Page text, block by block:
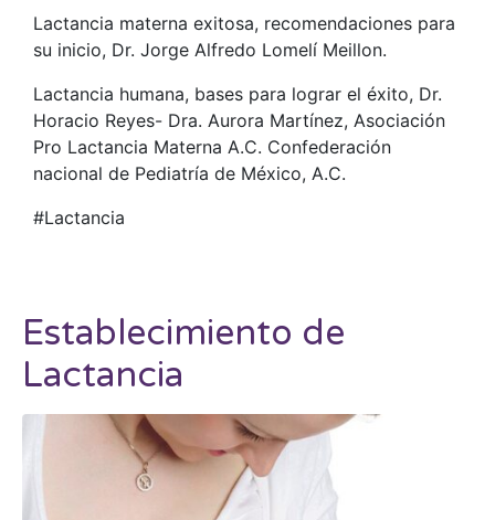
Lactancia materna exitosa, recomendaciones para
su inicio, Dr. Jorge Alfredo Lomelí Meillon.
Lactancia humana, bases para lograr el éxito, Dr.
Horacio Reyes- Dra. Aurora Martínez, Asociación
Pro Lactancia Materna A.C. Confederación
nacional de Pediatría de México, A.C.
#Lactancia
Establecimiento de
Lactancia